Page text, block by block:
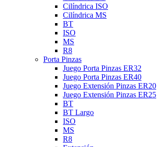
Cilíndrica ISO
Cilíndrica MS
BT
ISO
MS
R8
Porta Pinzas
Juego Porta Pinzas ER32
Juego Porta Pinzas ER40
Juego Extensión Pinzas ER20
Juego Extensión Pinzas ER25
BT
BT Largo
ISO
MS
R8